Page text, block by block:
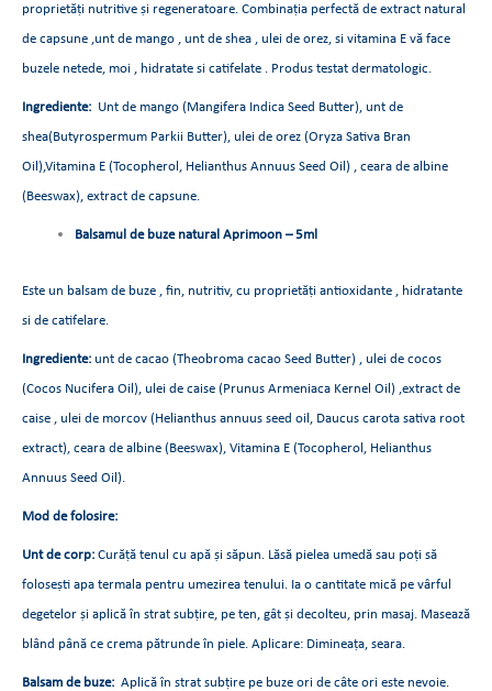
proprietăți nutritive și regeneratoare. Combinația perfectă de extract natural
de capsune ,unt de mango , unt de shea , ulei de orez, si vitamina E vă face
buzele netede, moi , hidratate si catifelate . Produs testat dermatologic.
Ingrediente: Unt de mango (Mangifera Indica Seed Butter), unt de
shea(Butyrospermum Parkii Butter), ulei de orez (Oryza Sativa Bran
Oil),Vitamina E (Tocopherol, Helianthus Annuus Seed Oil) , ceara de albine
(Beeswax), extract de capsune.
Balsamul de buze natural Aprimoon – 5ml
Este un balsam de buze , fin, nutritiv, cu proprietăți antioxidante , hidratante
si de catifelare.
Ingrediente: unt de cacao (Theobroma cacao Seed Butter) , ulei de cocos
(Cocos Nucifera Oil), ulei de caise (Prunus Armeniaca Kernel Oil) ,extract de
caise , ulei de morcov (Helianthus annuus seed oil, Daucus carota sativa root
extract), ceara de albine (Beeswax), Vitamina E (Tocopherol, Helianthus
Annuus Seed Oil).
Mod de folosire:
Unt de corp: Curăță tenul cu apă și săpun. Lăsă pielea umedă sau poți să
folosești apa termala pentru umezirea tenului. Ia o cantitate mică pe vârful
degetelor și aplică în strat subțire, pe ten, gât și decolteu, prin masaj. Masează
blând până ce crema pătrunde în piele. Aplicare: Dimineața, seara.
Balsam de buze: Aplică în strat subțire pe buze ori de câte ori este nevoie.